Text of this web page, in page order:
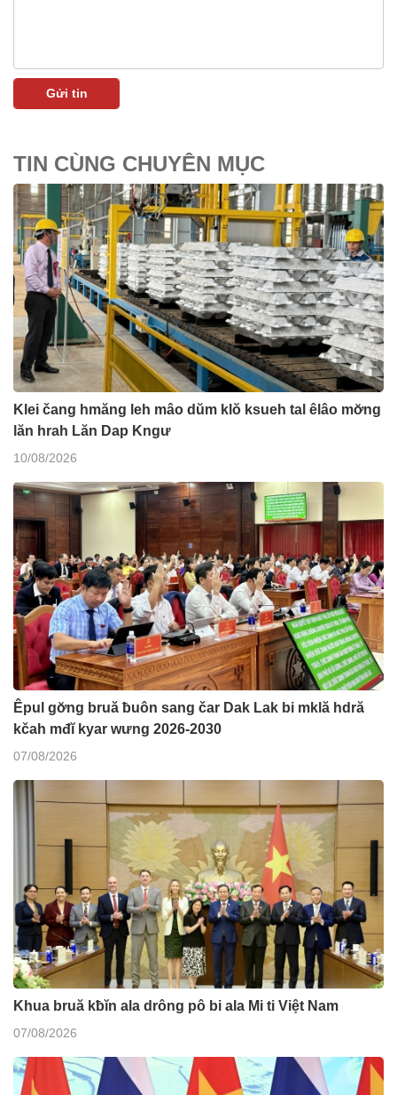
TIN CÙNG CHUYÊN MỤC
Klei čang hmăng leh mâo dŭm klŏ ksueh tal êlâo mơ̆ng
lăn hrah Lăn Dap Kngư
10/08/2026
Êpul gơ̆ng bruă ƀuôn sang čar Dak Lak bi mklă hdră
kčah mđĭ kyar wưng 2026-2030
07/08/2026
Khua bruă kƀĭn ala drông pô bi ala Mi ti Việt Nam
07/08/2026